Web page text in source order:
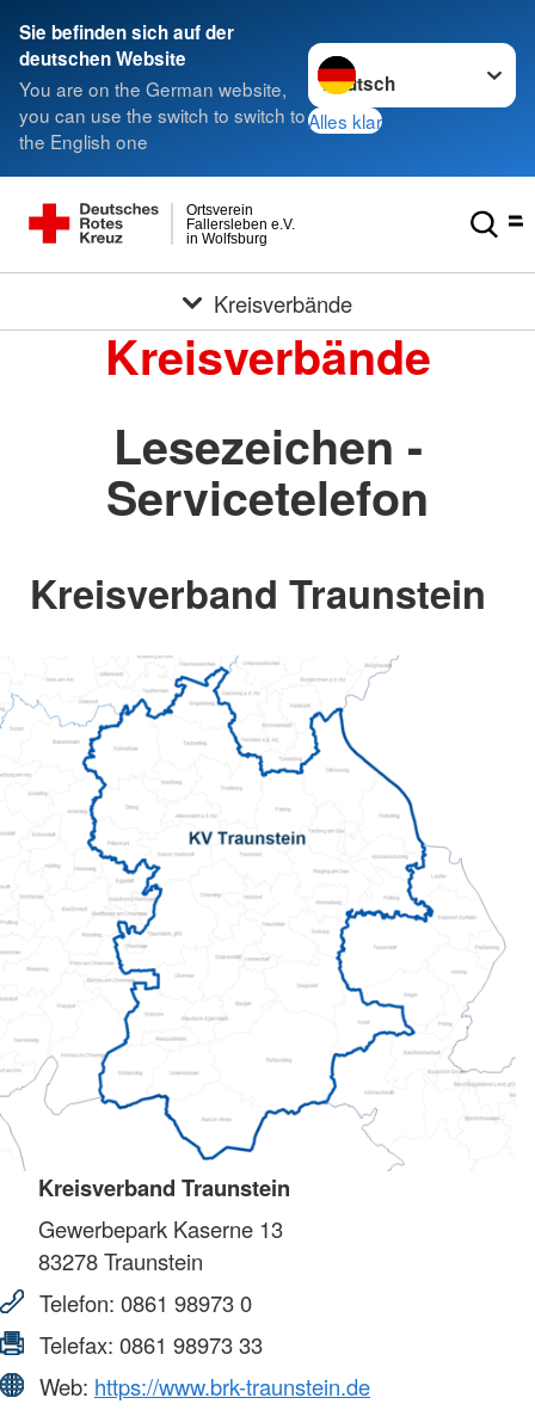
Sie befinden sich auf der
deutschen Website
You are on the German website,
you can use the switch to switch to
the English one
Sprache wechseln zu
Alles klar
in Wolfsburg
Fallersleben e.V.
Ortsverein
Kreisverbände
Kreisverbände
Lesezeichen -
Servicetelefon
Kreisverband Traunstein
Kreisverband Traunstein
Gewerbepark Kaserne 13
83278Traunstein
Telefon: 0861 98973 0
Telefax: 0861 98973 33
Web: https://www.brk-traunstein.de